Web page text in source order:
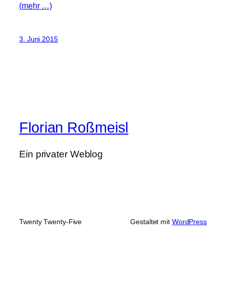
(mehr …)
3. Juni 2015
Florian Roßmeisl
Ein privater Weblog
Twenty Twenty-Five Gestaltet mit WordPress